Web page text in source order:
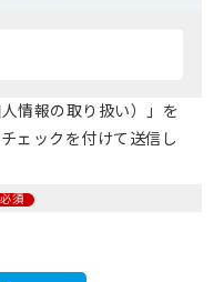
情報の取り扱い）」を
ェックを付けて送信し
必須